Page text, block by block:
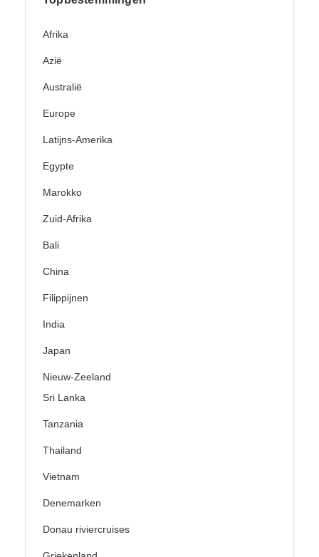
Afrika
Azië
Australië
Europe
Latijns-Amerika
Egypte
Marokko
Zuid-Afrika
Bali
China
Filippijnen
India
Japan
Nieuw-Zeeland
Sri Lanka
Tanzania
Thailand
Vietnam
Denemarken
Donau riviercruises